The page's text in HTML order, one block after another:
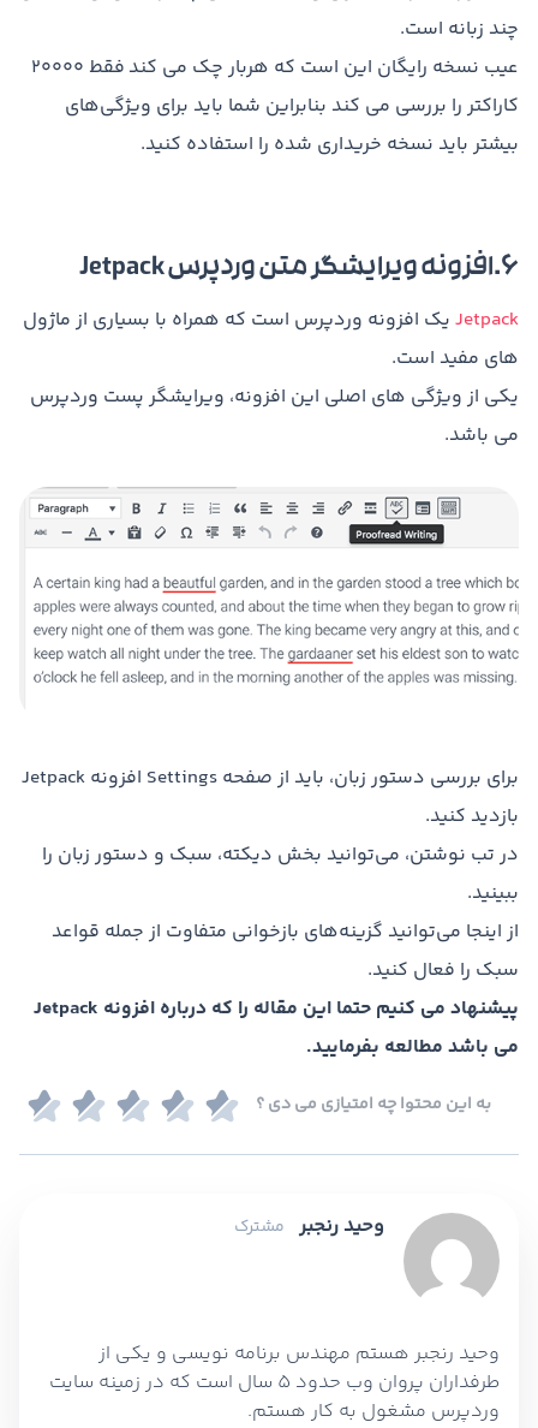
چند زبانه است.
عیب نسخه رایگان این است که هربار چک می کند فقط ۲۰۰۰۰
کاراکتر را بررسی می کند بنابراین شما باید برای ویژگی‌های
بیشتر باید نسخه خریداری شده را استفاده کنید.
6.افزونه ویرایشگر متن وردپرس Jetpack
Jetpack یک افزونه وردپرس است که همراه با بسیاری از ماژول
های مفید است.
یکی از ویژگی های اصلی این افزونه، ویرایشگر پست وردپرس
می باشد.
برای بررسی دستور زبان، باید از صفحه Settings افزونه Jetpack
بازدید کنید.
در تب نوشتن، می‌توانید بخش دیکته، سبک و دستور زبان را
ببینید.
از اینجا می‌توانید گزینه‌های بازخوانی متفاوت از جمله قواعد
سبک را فعال کنید.
پیشنهاد می کنیم حتما این مقاله را که درباره افزونه Jetpack
می باشد مطالعه بفرمایید.
به این محتوا چه امتیازی می دی ؟
وحید رنجبر مشترک
وحید رنجبر هستم مهندس برنامه نویسی و یکی از
طرفداران پروان وب حدود 5 سال است که در زمینه سایت
وردپرس مشغول به کار هستم.